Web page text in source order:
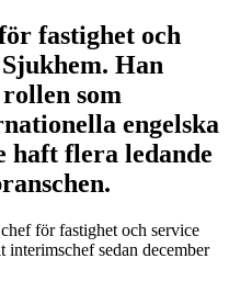
fastighet och
Han
som
engelska
haft flera ledande
för fastighet och service
interimschef sedan december